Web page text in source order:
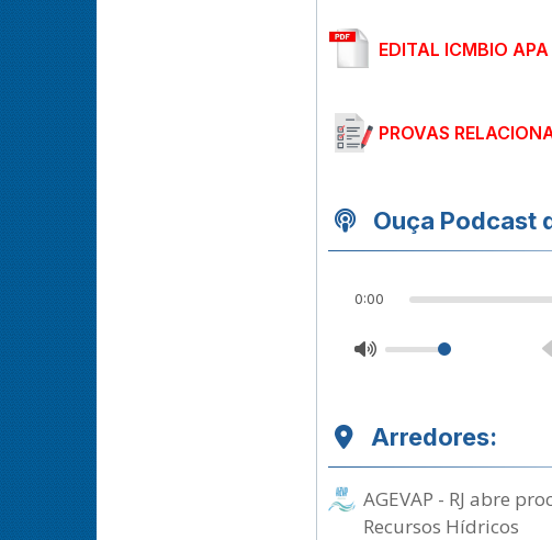
EDITAL ICMBIO APA
PROVAS
Ouça Podcast
0:00
Arredores:
AGEVAP - RJ abre
Recursos Hídricos